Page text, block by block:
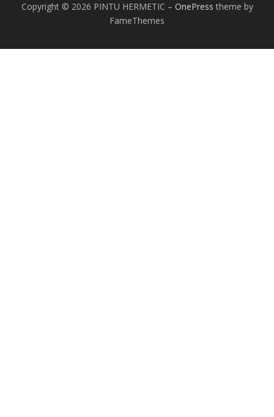
Copyright © 2026 PINTU HERMETIC – OnePress theme by
FameThemes